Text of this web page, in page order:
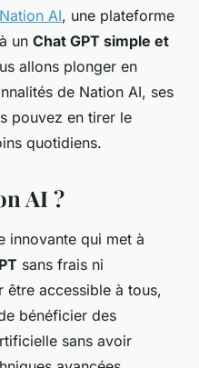
Nation AI, une plateforme
un Chat GPT simple et
allons plonger en
de Nation AI, ses
pouvez en tirer le
quotidiens.
AI ?
innovante qui met à
sans frais ni
accessible à tous,
bénéficier des
sans avoir